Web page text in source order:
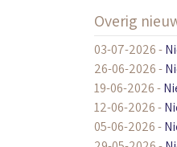
Overig
03-07-2026-
26-06-2026-
19-06-2026-
12-06-2026-
05-06-2026-